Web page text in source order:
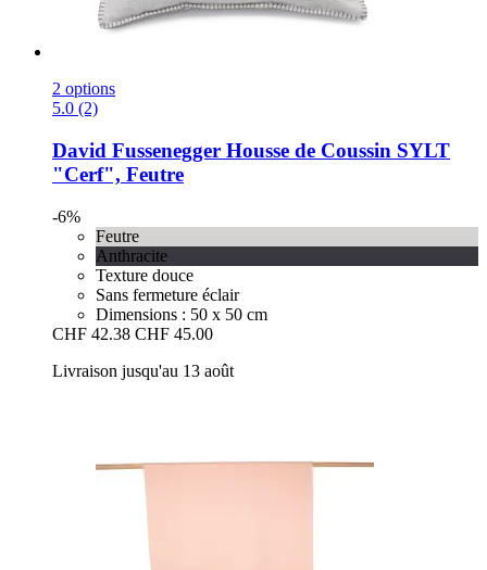
2 options
5.0 (2)
David Fussenegger Housse de Coussin SYLT
"Cerf", Feutre
-6%
Feutre
Anthracite
Texture douce
Sans fermeture éclair
Dimensions : 50 x 50 cm
CHF 42.38 CHF 45.00
Livraison jusqu'au 13 août